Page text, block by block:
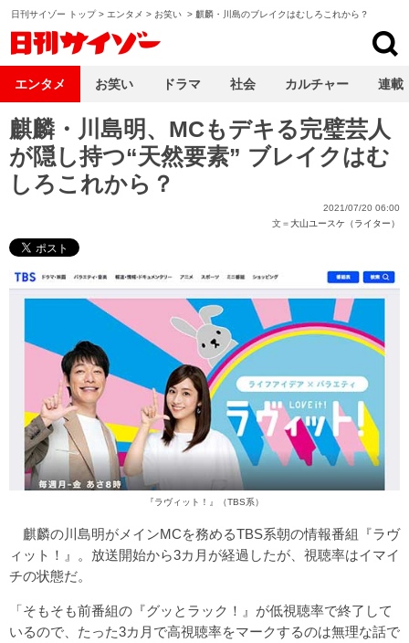
日刊サイゾー トップ> エンタメ > お笑い > 麒麟・川島のブレイクはむしろこれから？
麒麟・川島明、MCもデキる完璧芸人
が隠し持つ“天然要素” ブレイクはむ
しろこれから？
2021/07/20 06:00
文＝大山ユースケ（ライター）
『ラヴィット！』（TBS系）
麒麟の川島明がメインMCを務めるTBS系朝の情報番組『ラヴ
ィット！』。放送開始から3カ月が経過したが、視聴率はイマイ
チの状態だ。
「そもそも前番組の『グッとラック！』が低視聴率で終了して
いるので、たった3カ月で高視聴率をマークするのは無理な話で
エンタメ お笑い ドラマ 社会 カルチャー 連載